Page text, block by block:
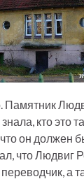
Памятник
кто это
он должен
что Людвиг
а